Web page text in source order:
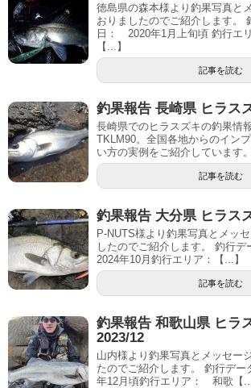
徳島県の森本様より釣果写真と
おりましたのでご紹介します。
日： 2020年1月上旬頃 釣行エ
【...】
記事を読む
釣果報告 長崎県 ヒラス
長崎県でのヒラスズキの釣果情
TKLM90。全国各地からのイン
い方の実例をご紹介しています。
記事を読む
釣果報告 大分県 ヒラス
P-NUTS様より釣果写真とメッ
したのでご紹介します。 釣行
2024年10月釣行エリア：【...】
記事を読む
釣果報告 和歌山県 ヒラ
2023/12
山内様より釣果写真とメッセー
たのでご紹介します。 釣行デ
年12月頃釣行エリア： 和歌【...